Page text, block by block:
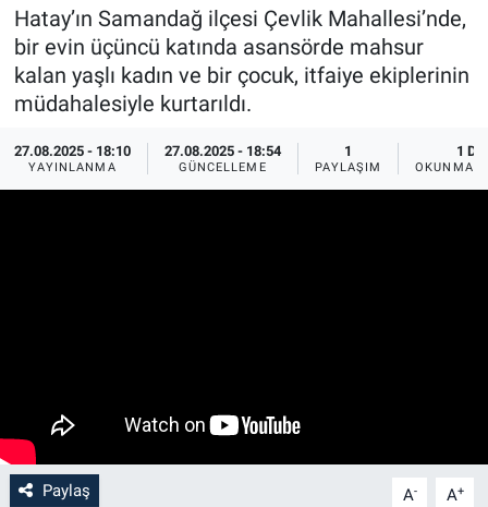
Hatay’ın Samandağ ilçesi Çevlik Mahallesi’nde,
bir evin üçüncü katında asansörde mahsur
kalan yaşlı kadın ve bir çocuk, itfaiye ekiplerinin
müdahalesiyle kurtarıldı.
27.08.2025 - 18:10
YAYINLANMA
27.08.2025 - 18:54
GÜNCELLEME
1
PAYLAŞIM
1 DK
OKUNMA
Paylaş A- A+